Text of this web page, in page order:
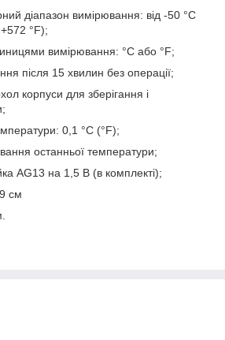
діапазон вимірювання: від -50 °C
°F);
вимірювання: °C або °F;
після 15 хвилин без операції;
корпуси для зберігання і
0,1 °C (°F);
останньої температури;
AG13 на 1,5 В (в комплекті);
см